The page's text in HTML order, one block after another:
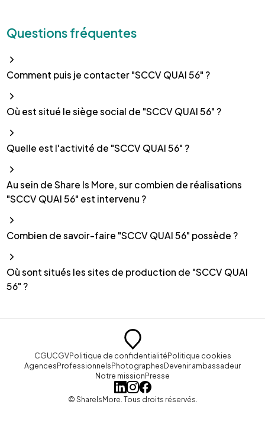
Questions fréquentes
Comment puis je contacter "SCCV QUAI 56" ?
Où est situé le siège social de "SCCV QUAI 56" ?
Quelle est l'activité de "SCCV QUAI 56" ?
Au sein de Share Is More, sur combien de réalisations
"SCCV QUAI 56" est intervenu ?
Combien de savoir-faire "SCCV QUAI 56" possède ?
Où sont situés les sites de production de "SCCV QUAI
56" ?
CGUCGVPolitique de confidentialitéPolitique cookies
AgencesProfessionnelsPhotographesDevenir ambassadeur
Notre missionPresse
© ShareIsMore. Tous droits réservés.